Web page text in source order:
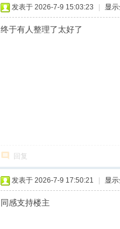
发表于 2026-7-9 15:03:23 显
终于有人整理了太好了
回复
发表于 2026-7-9 17:50:21 显
同感支持楼主